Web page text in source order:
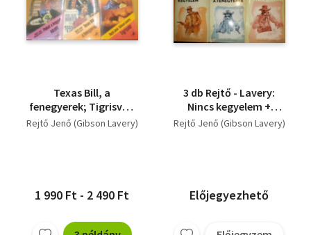
Texas Bill, a
fenegyerek; Tigrisvér;
Pokol a hegyek között
Rejtő Jenő (Gibson Lavery)
1 990 Ft - 2 490 Ft
3 db Rejtő - Lavery:
Nincs kegyelem +
Texas Bill, a
Rejtő Jenő (Gibson Lavery)
Előjegyezhető